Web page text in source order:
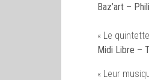
Baz’art –
« Le
Midi Libre –
« Leur